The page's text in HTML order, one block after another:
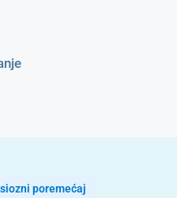
poremećaj